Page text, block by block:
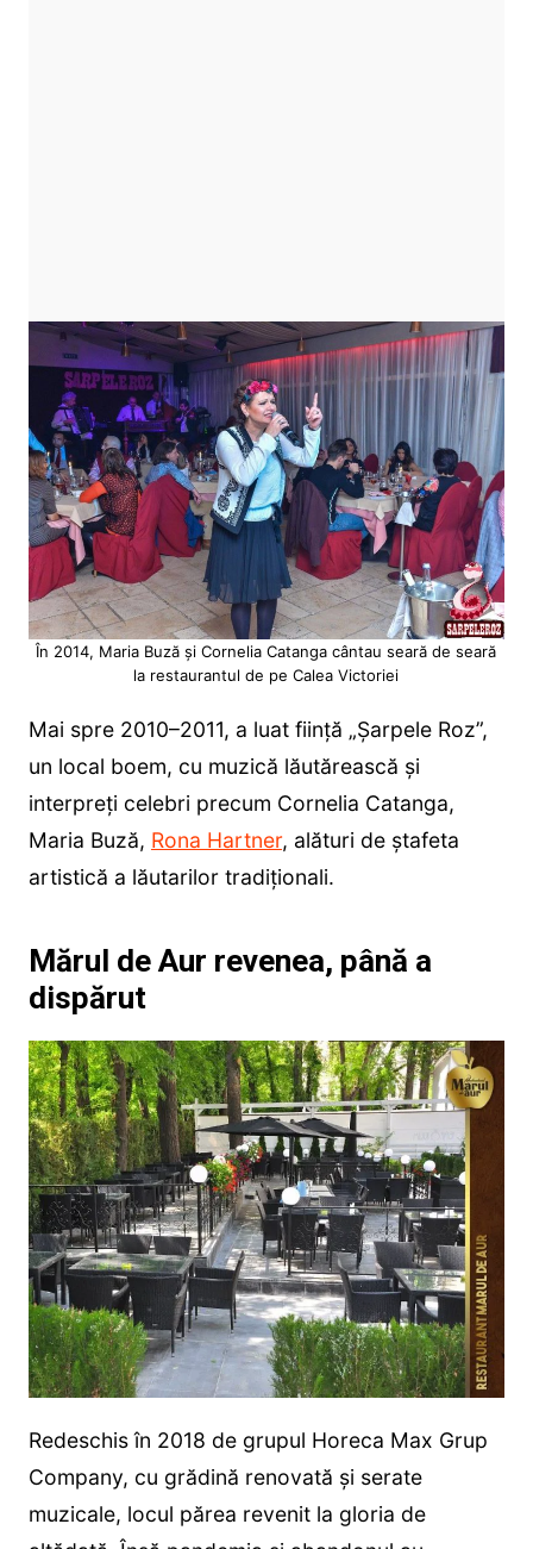
În 2014, Maria Buză și Cornelia Catanga cântau seară de seară
la restaurantul de pe Calea Victoriei
Mai spre 2010–2011, a luat ființă „Șarpele Roz”,
un local boem, cu muzică lăutărească și
interpreți celebri precum Cornelia Catanga,
Maria Buză, Rona Hartner, alături de ștafeta
artistică a lăutarilor tradiționali.
Mărul de Aur revenea, până a
dispărut
Redeschis în 2018 de grupul Horeca Max Grup
Company, cu grădină renovată și serate
muzicale, locul părea revenit la gloria de